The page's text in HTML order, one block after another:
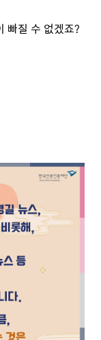
빠질 수 없겠죠?